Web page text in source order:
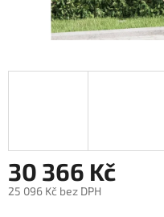
30 366 Kč
25 096 Kč bez DPH